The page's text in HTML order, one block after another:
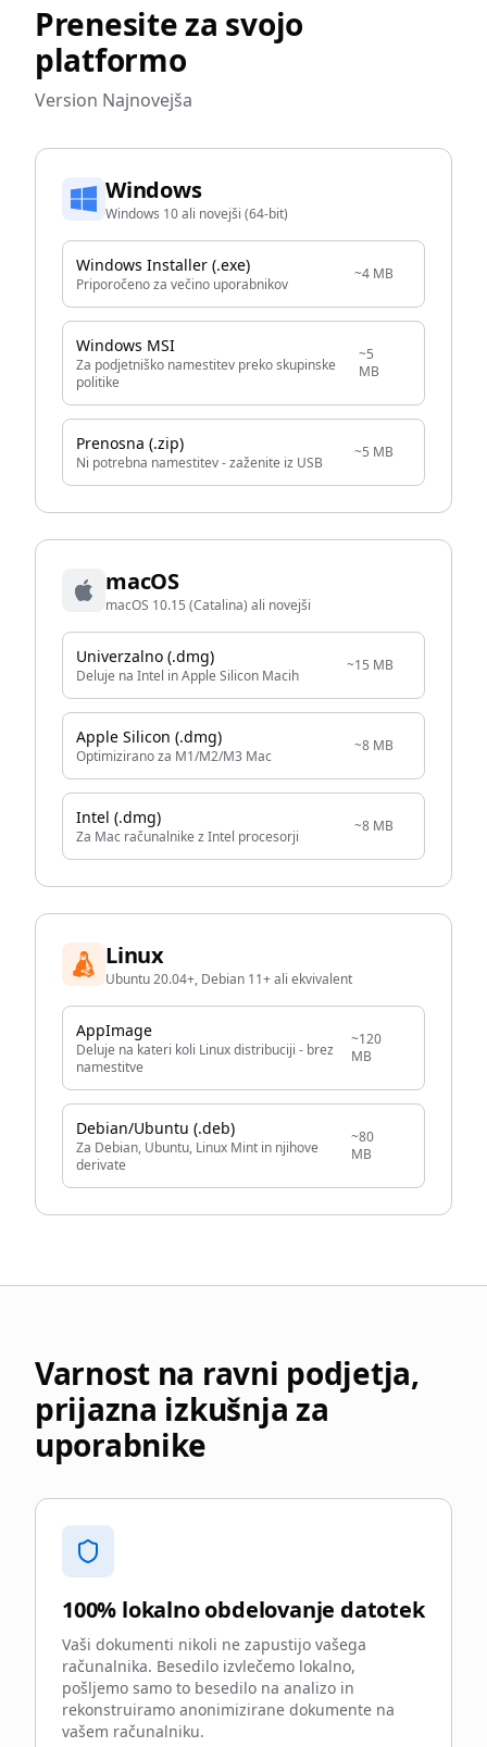
Prenesite za svojo
platformo
Version Najnovejša
Windows
Windows 10 ali novejši (64-bit)
Windows Installer (.exe)
Priporočeno za večino uporabnikov
~4 MB
Windows MSI
Za podjetniško namestitev preko skupinske
politike
~5
MB
Prenosna (.zip)
Ni potrebna namestitev - zaženite iz USB
~5 MB
macOS
macOS 10.15 (Catalina) ali novejši
Univerzalno (.dmg)
Deluje na Intel in Apple Silicon Macih
~15 MB
Apple Silicon (.dmg)
Optimizirano za M1/M2/M3 Mac
~8 MB
Intel (.dmg)
Za Mac računalnike z Intel procesorji
~8 MB
Linux
Ubuntu 20.04+, Debian 11+ ali ekvivalent
AppImage
Deluje na kateri koli Linux distribuciji - brez
namestitve
~120
MB
Debian/Ubuntu (.deb)
Za Debian, Ubuntu, Linux Mint in njihove
derivate
~80
MB
Varnost na ravni podjetja,
prijazna izkušnja za
uporabnike
100% lokalno obdelovanje datotek
Vaši dokumenti nikoli ne zapustijo vašega
računalnika. Besedilo izvlečemo lokalno,
pošljemo samo to besedilo na analizo in
rekonstruiramo anonimizirane dokumente na
vašem računalniku.